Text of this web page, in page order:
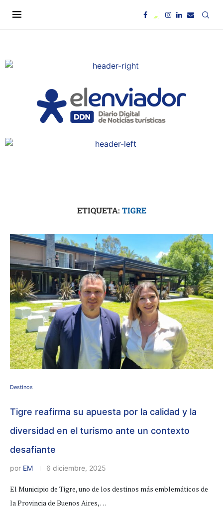
ETIQUETA: TIGRE
Destinos
Tigre reafirma su apuesta por la calidad y la
diversidad en el turismo ante un contexto
desafiante
por EM 6 diciembre, 2025
El Municipio de Tigre, uno de los destinos más emblemáticos de
la Provincia de Buenos Aires, …